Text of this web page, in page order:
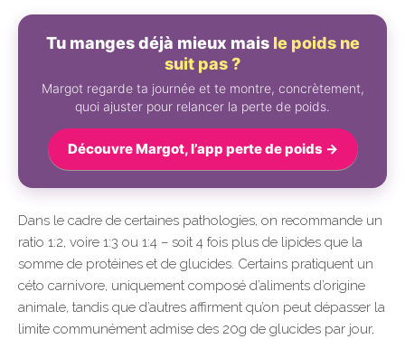
Tu manges déjà mieux mais le poids ne
suit pas ?
Margot regarde ta journée et te montre, concrètement,
quoi ajuster pour relancer la perte de poids.
Découvre Margot, l’app perte de poids →
Dans le cadre de certaines pathologies, on recommande un
ratio 1:2, voire 1:3 ou 1:4 – soit 4 fois plus de lipides que la
somme de protéines et de glucides. Certains pratiquent un
céto carnivore, uniquement composé d’aliments d’origine
animale, tandis que d’autres affirment qu’on peut dépasser la
limite communément admise des 20g de glucides par jour,